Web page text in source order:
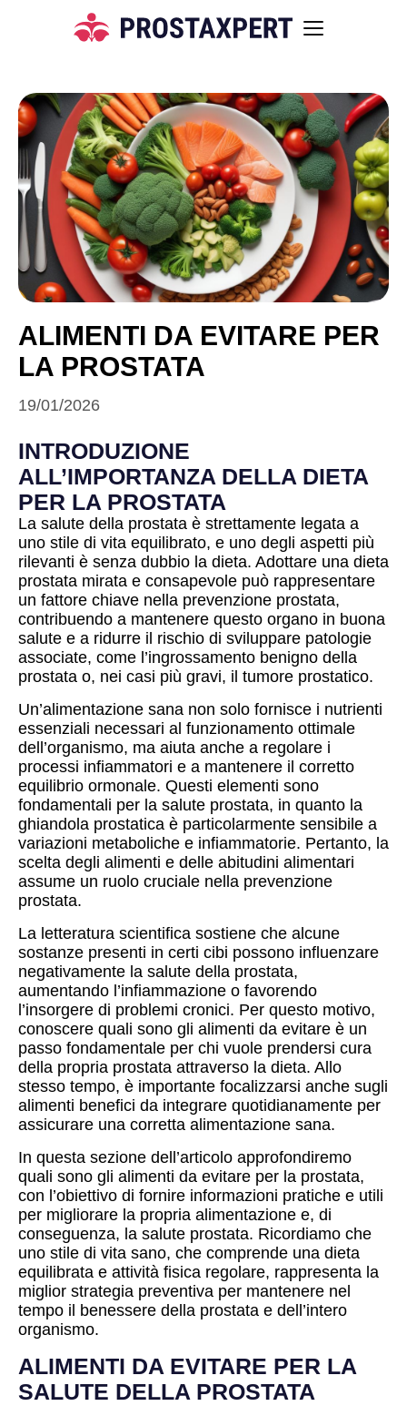
ALIMENTI DA EVITARE PER
LA PROSTATA
19/01/2026
INTRODUZIONE
ALL’IMPORTANZA DELLA DIETA
PER LA PROSTATA
La salute della prostata è strettamente legata a
uno stile di vita equilibrato, e uno degli aspetti più
rilevanti è senza dubbio la dieta. Adottare una dieta
prostata mirata e consapevole può rappresentare
un fattore chiave nella prevenzione prostata,
contribuendo a mantenere questo organo in buona
salute e a ridurre il rischio di sviluppare patologie
associate, come l’ingrossamento benigno della
prostata o, nei casi più gravi, il tumore prostatico.
Un’alimentazione sana non solo fornisce i nutrienti
essenziali necessari al funzionamento ottimale
dell’organismo, ma aiuta anche a regolare i
processi infiammatori e a mantenere il corretto
equilibrio ormonale. Questi elementi sono
fondamentali per la salute prostata, in quanto la
ghiandola prostatica è particolarmente sensibile a
variazioni metaboliche e infiammatorie. Pertanto, la
scelta degli alimenti e delle abitudini alimentari
assume un ruolo cruciale nella prevenzione
prostata.
La letteratura scientifica sostiene che alcune
sostanze presenti in certi cibi possono influenzare
negativamente la salute della prostata,
aumentando l’infiammazione o favorendo
l’insorgere di problemi cronici. Per questo motivo,
conoscere quali sono gli alimenti da evitare è un
passo fondamentale per chi vuole prendersi cura
della propria prostata attraverso la dieta. Allo
stesso tempo, è importante focalizzarsi anche sugli
alimenti benefici da integrare quotidianamente per
assicurare una corretta alimentazione sana.
In questa sezione dell’articolo approfondiremo
quali sono gli alimenti da evitare per la prostata,
con l’obiettivo di fornire informazioni pratiche e utili
per migliorare la propria alimentazione e, di
conseguenza, la salute prostata. Ricordiamo che
uno stile di vita sano, che comprende una dieta
equilibrata e attività fisica regolare, rappresenta la
miglior strategia preventiva per mantenere nel
tempo il benessere della prostata e dell’intero
organismo.
ALIMENTI DA EVITARE PER LA
SALUTE DELLA PROSTATA